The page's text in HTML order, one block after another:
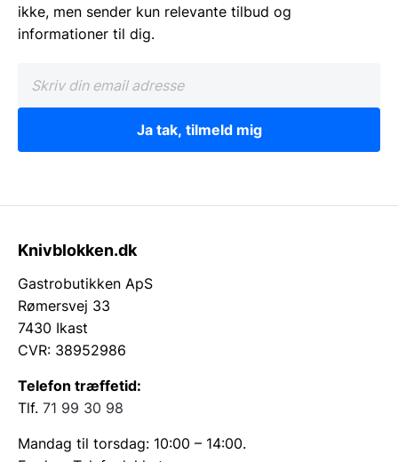
ikke, men sender kun relevante tilbud og
informationer til dig.
Ja tak, tilmeld mig
Knivblokken.dk
Gastrobutikken ApS
Rømersvej 33
7430 Ikast
CVR: 38952986
Telefon træffetid:
Tlf. 71 99 30 98
Mandag til torsdag: 10:00 – 14:00.